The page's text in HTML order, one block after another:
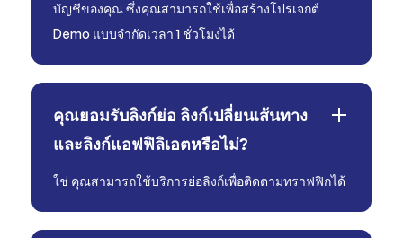
บัญชีของคุณ ซึ่งคุณสามารถใช้เพื่อสร้างโปรเจกต์
Demo แบบจำกัดเวลา 1 ชั่วโมงได้
คุณยอมรับลิงก์ย่อ ลิงก์เปลี่ยนเส้นทาง
และลิงก์แอฟฟิลิเอตหรือไม่?
ใช่ คุณสามารถใช้บริการย่อลิงก์เพื่อติดตามทราฟฟิกได้